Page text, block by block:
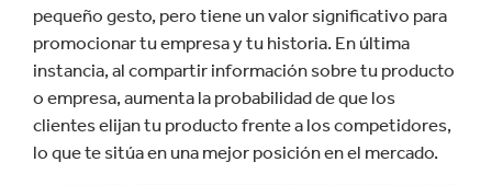
pequeño gesto, pero tiene un valor significativo para
promocionar tu empresa y tu historia. En última
instancia, al compartir información sobre tu producto
o empresa, aumenta la probabilidad de que los
clientes elijan tu producto frente a los competidores,
lo que te sitúa en una mejor posición en el mercado.